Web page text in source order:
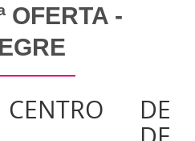
OFERTA -
DE